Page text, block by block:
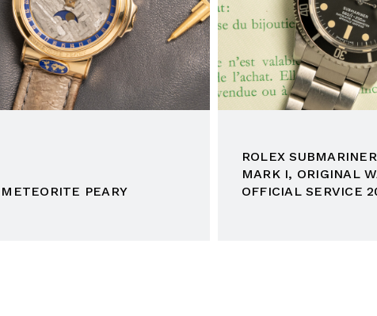
PEARY
ROLEX
MARK I, ORIGINAL
OFFICIAL SERVICE